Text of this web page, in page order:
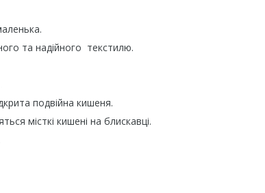
та надійного текстилю.
подвійна кишеня.
місткі кишені на блискавці.